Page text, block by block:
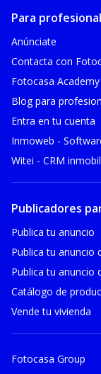
Para
Anúnciate
Contacta con
Fotocasa Academy
Blog para
Entra en tu cuenta
Inmoweb -
Witei - CRM
Publicadores
Publica tu anuncio
Publica tu anuncio
Publica tu anuncio
Catálogo de
Vende tu vivienda
Fotocasa Group